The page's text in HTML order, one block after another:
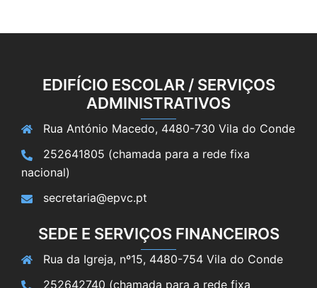
EDIFÍCIO ESCOLAR / SERVIÇOS
ADMINISTRATIVOS
Rua António Macedo, 4480-730 Vila do Conde
252641805 (chamada para a rede fixa
nacional)
secretaria@epvc.pt
SEDE E SERVIÇOS FINANCEIROS
Rua da Igreja, nº15, 4480-754 Vila do Conde
252642740 (chamada para a rede fixa